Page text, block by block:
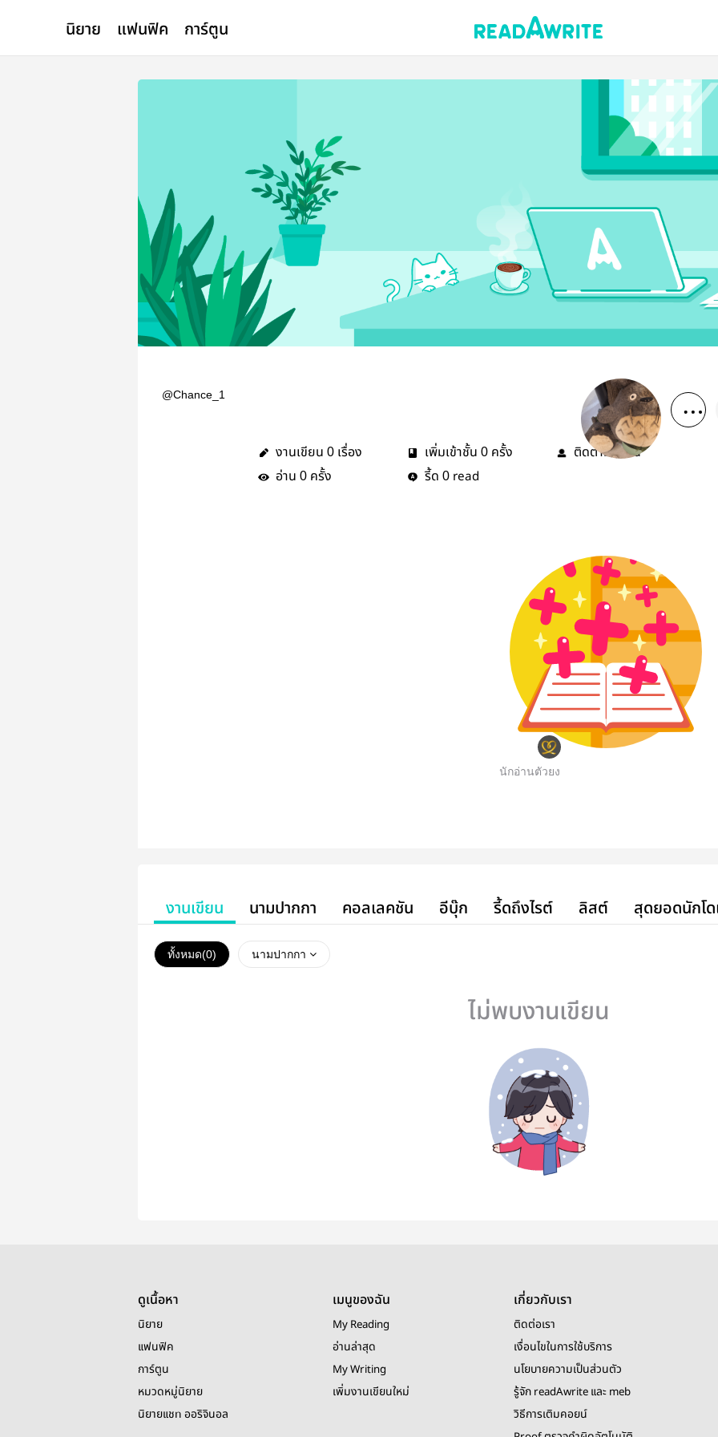
นิยาย แฟนฟิค การ์ตูน
@Chance_1
งานเขียน 0 เรื่อง เพิ่มเข้าชั้น 0 ครั้ง ติดตาม0 คน
อ่าน 0 ครั้ง รี้ด 0 read
นักอ่านตัวยง
งานเขียน นามปากกา คอลเลคชัน อีบุ๊ก รี้ดถึงไรต์ ลิสต์ สุดยอดนักโ
ทั้งหมด(0) นามปากกา
ไม่พบงานเขียน
ดูเนื้อหา
นิยาย
แฟนฟิค
การ์ตูน
หมวดหมู่นิยาย
นิยายแชท ออริจินอล
เมนูของฉัน
My Reading
อ่านล่าสุด
My Writing
เพิ่มงานเขียนใหม่
เกี่ยวกับเรา
ติดต่อเรา
เงื่อนไขในการใช้บริการ
นโยบายความเป็นส่วนตัว
รู้จัก readAwrite และ meb
วิธีการเติมคอยน์